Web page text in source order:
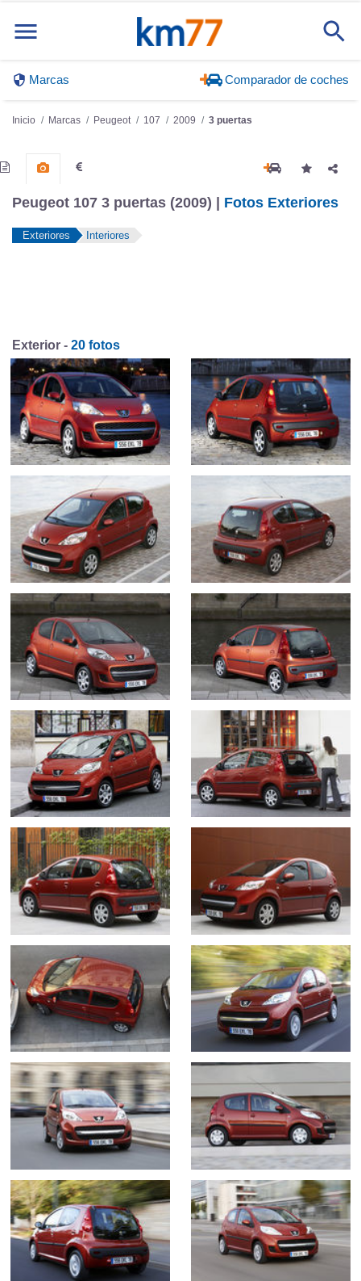
Marcas Comparador de coches
Inicio Marcas Peugeot 107 2009 3 puertas
Peugeot 107 3 puertas (2009) | Fotos Exteriores
Exteriores Interiores
Exterior - 20 fotos